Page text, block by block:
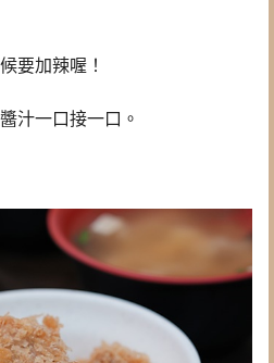
要加辣喔！
汁一口接一口。